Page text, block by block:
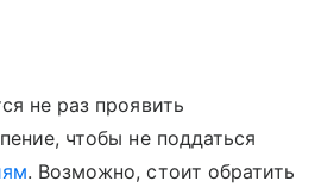
не раз проявить
чтобы не поддаться
. Возможно, стоит обратить